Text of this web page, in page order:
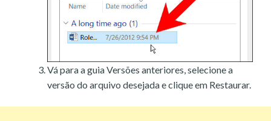
Vá para a guia Versões anteriores, selecione a
versão do arquivo desejada e clique em Restaurar.